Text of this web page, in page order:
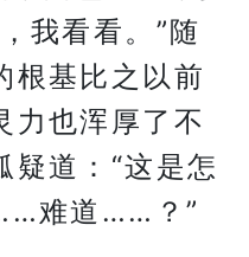
我看看。”随
根基比之以前
力也浑厚了不
疑道：“这是怎
难道……？”